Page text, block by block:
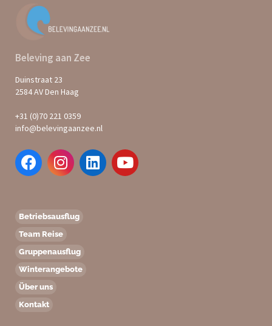
Beleving aan Zee
Duinstraat 23
2584 AV Den Haag
+31 (0)70 221 0359
info@belevingaanzee.nl
Betriebsausflug
Team Reise
Gruppenausflug
Winterangebote
Über uns
Kontakt